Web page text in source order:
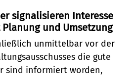
signalisieren Interesse
und Umsetzung
unmittelbar vor der
die gute
sind informiert worden,